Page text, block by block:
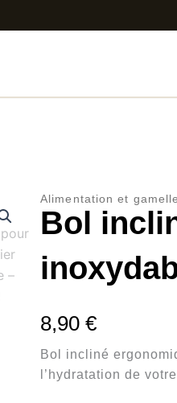
Alimentation et
Bol
8,90 €
Bol incliné
l’hydratation de